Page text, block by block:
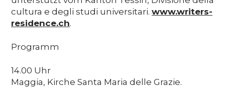
cultura e degli studi universitari. www.writers-
residence.ch.
Programm
14.00 Uhr
Maggia, Kirche Santa Maria delle Grazie.